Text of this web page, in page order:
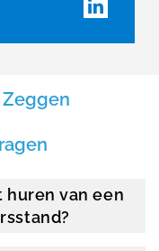
huren van een